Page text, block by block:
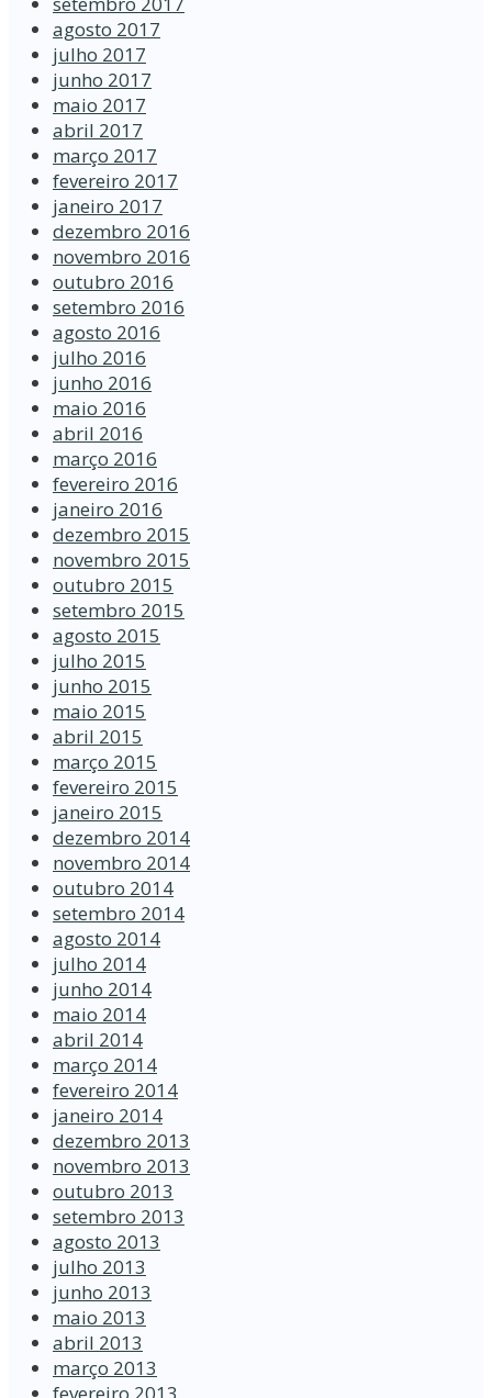
agosto 2017
julho 2017
junho 2017
maio 2017
abril 2017
março 2017
fevereiro 2017
janeiro 2017
dezembro 2016
novembro 2016
outubro 2016
setembro 2016
agosto 2016
julho 2016
junho 2016
maio 2016
abril 2016
março 2016
fevereiro 2016
janeiro 2016
dezembro 2015
novembro 2015
outubro 2015
setembro 2015
agosto 2015
julho 2015
junho 2015
maio 2015
abril 2015
março 2015
fevereiro 2015
janeiro 2015
dezembro 2014
novembro 2014
outubro 2014
setembro 2014
agosto 2014
julho 2014
junho 2014
maio 2014
abril 2014
março 2014
fevereiro 2014
janeiro 2014
dezembro 2013
novembro 2013
outubro 2013
setembro 2013
agosto 2013
julho 2013
junho 2013
maio 2013
abril 2013
março 2013